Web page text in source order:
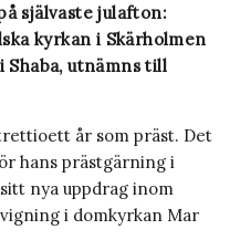
självaste julafton:
kyrkan i Skärholmen
Shaba, utnämns till
år som präst. Det
hans prästgärning i
nya uppdrag inom
i domkyrkan Mar